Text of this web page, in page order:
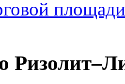
площади